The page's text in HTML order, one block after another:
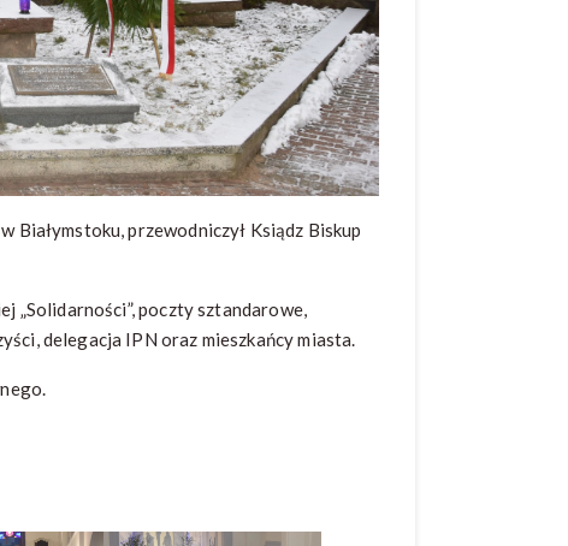
przewodniczył Ksiądz Biskup
„Solidarności”, poczty sztandarowe,
delegacja IPN oraz mieszkańcy miasta.